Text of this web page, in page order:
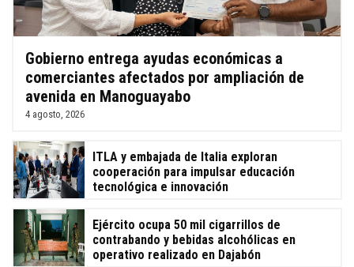
Gobierno entrega ayudas económicas a
comerciantes afectados por ampliación de
avenida en Manoguayabo
4 agosto, 2026
ITLA y embajada de Italia exploran
cooperación para impulsar educación
tecnológica e innovación
Ejército ocupa 50 mil cigarrillos de
contrabando y bebidas alcohólicas en
operativo realizado en Dajabón